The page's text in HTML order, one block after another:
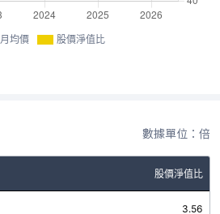
月均價 股價淨值比
數據單位：倍
股價淨值比
3.56